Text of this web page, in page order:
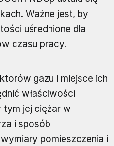
Ważne jest, by
uśrednione dla
czasu pracy.
gazu i miejsce ich
właściwości
tym jej ciężar w
i sposób
pomieszczenia i